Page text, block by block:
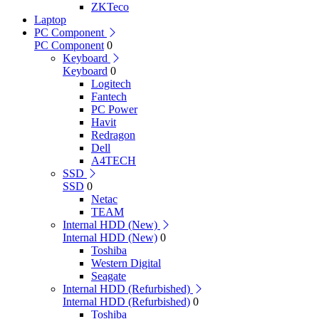
ZKTeco
Laptop
PC Component
PC Component 0
Keyboard
Keyboard 0
Logitech
Fantech
PC Power
Havit
Redragon
Dell
A4TECH
SSD
SSD 0
Netac
TEAM
Internal HDD (New)
Internal HDD (New) 0
Toshiba
Western Digital
Seagate
Internal HDD (Refurbished)
Internal HDD (Refurbished) 0
Toshiba